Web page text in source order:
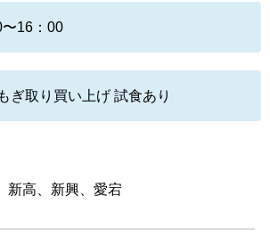
16：00
ぎ取り買い上げ 試食あり
新高、新興、愛宕